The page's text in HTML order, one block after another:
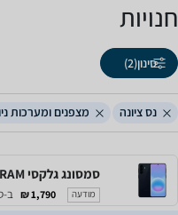
חנויות
סינון(2)
נס ציונה מצפנים ומערכות
מודעה 1,790 ₪ ב-